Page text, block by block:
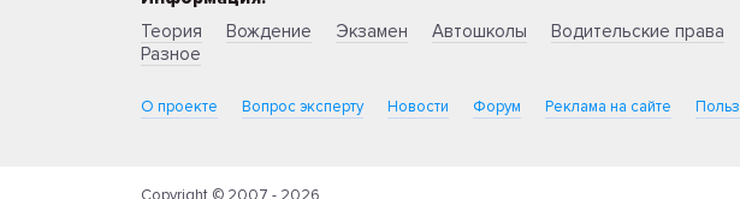
Теория
Вождение Экзамен Автошколы Водительские права
Разное
О проекте Вопрос эксперту Новости Форум Реклама на сайте
Copyright © 2007 - 2026